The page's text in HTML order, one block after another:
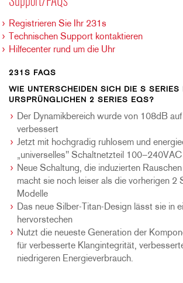
Registrieren Sie Ihr 231s
Technischen Support kontaktieren
Hilfecenter rund um die Uhr
231S FAQS
WIE UNTERSCHEIDEN SICH DIE S SERIES
URSPRÜNGLICHEN 2 SERIES EQS?
Der Dynamikbereich wurde von 108dB
verbessert
Jetzt mit hochgradig ruhlosem und
„universelles" Schaltnetzteil 100–240VAC
Neue Schaltung, die induzierten
macht sie noch leiser als die vorherigen 2
Modelle
Das neue Silber-Titan-Design lässt sie in
hervorstechen
Nutzt die neueste Generation der
für verbesserte Klangintegrität,
niedrigeren Energieverbrauch.